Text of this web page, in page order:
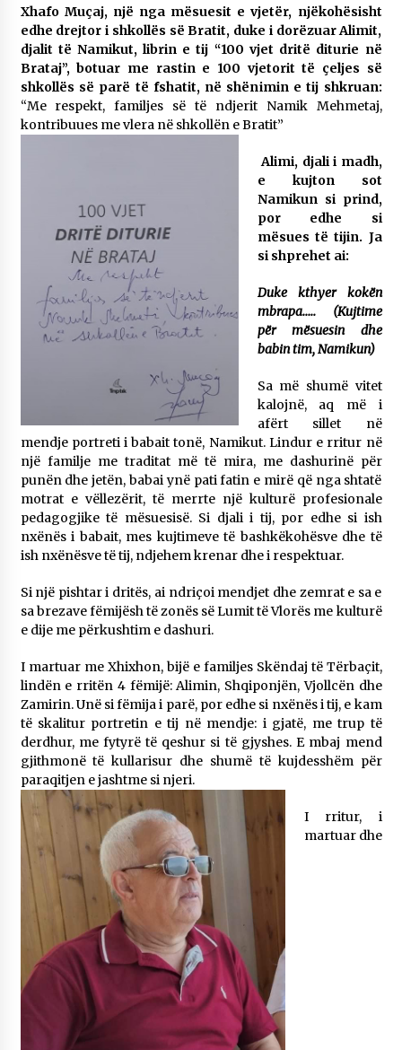
Xhafo Muçaj, një nga mësuesit e vjetër, njëkohësisht
edhe drejtor i shkollës së Bratit, duke i dorëzuar Alimit,
djalit të Namikut, librin e tij “100 vjet dritë diturie në
Brataj”, botuar me rastin e 100 vjetorit të çeljes së
shkollës së parë të fshatit, në shënimin e tij shkruan:
“Me respekt, familjes së të ndjerit Namik Mehmetaj,
kontribuues me vlera në shkollën e Bratit”
Alimi, djali i madh,
e kujton sot
Namikun si prind,
por edhe si
mësues të tijin. Ja
si shprehet ai:
Duke kthyer kokën
mbrapa….. (Kujtime
për mësuesin dhe
babin tim, Namikun)
Sa më shumë vitet
kalojnë, aq më i
afërt sillet në
mendje portreti i babait tonë, Namikut. Lindur e rritur në
një familje me traditat më të mira, me dashurinë për
punën dhe jetën, babai ynë pati fatin e mirë që nga shtatë
motrat e vëllezërit, të merrte një kulturë profesionale
pedagogjike të mësuesisë. Si djali i tij, por edhe si ish
nxënës i babait, mes kujtimeve të bashkëkohësve dhe të
ish nxënësve të tij, ndjehem krenar dhe i respektuar.
Si një pishtar i dritës, ai ndriçoi mendjet dhe zemrat e sa e
sa brezave fëmijësh të zonës së Lumit të Vlorës me kulturë
e dije me përkushtim e dashuri.
I martuar me Xhixhon, bijë e familjes Skëndaj të Tërbaçit,
lindën e rritën 4 fëmijë: Alimin, Shqiponjën, Vjollcën dhe
Zamirin. Unë si fëmija i parë, por edhe si nxënës i tij, e kam
të skalitur portretin e tij në mendje: i gjatë, me trup të
derdhur, me fytyrë të qeshur si të gjyshes. E mbaj mend
gjithmonë të kullarisur dhe shumë të kujdesshëm për
paraqitjen e jashtme si njeri.
I rritur, i
martuar dhe